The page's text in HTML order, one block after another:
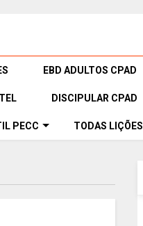
EBD ADULTOS CPAD
DISCIPULAR CPAD
PECC TODAS LIÇÕES